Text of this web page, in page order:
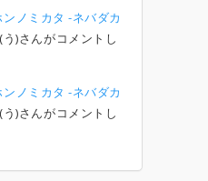
ンノミカタ -ネバダカ
う)さんがコメントし
ンノミカタ -ネバダカ
う)さんがコメントし